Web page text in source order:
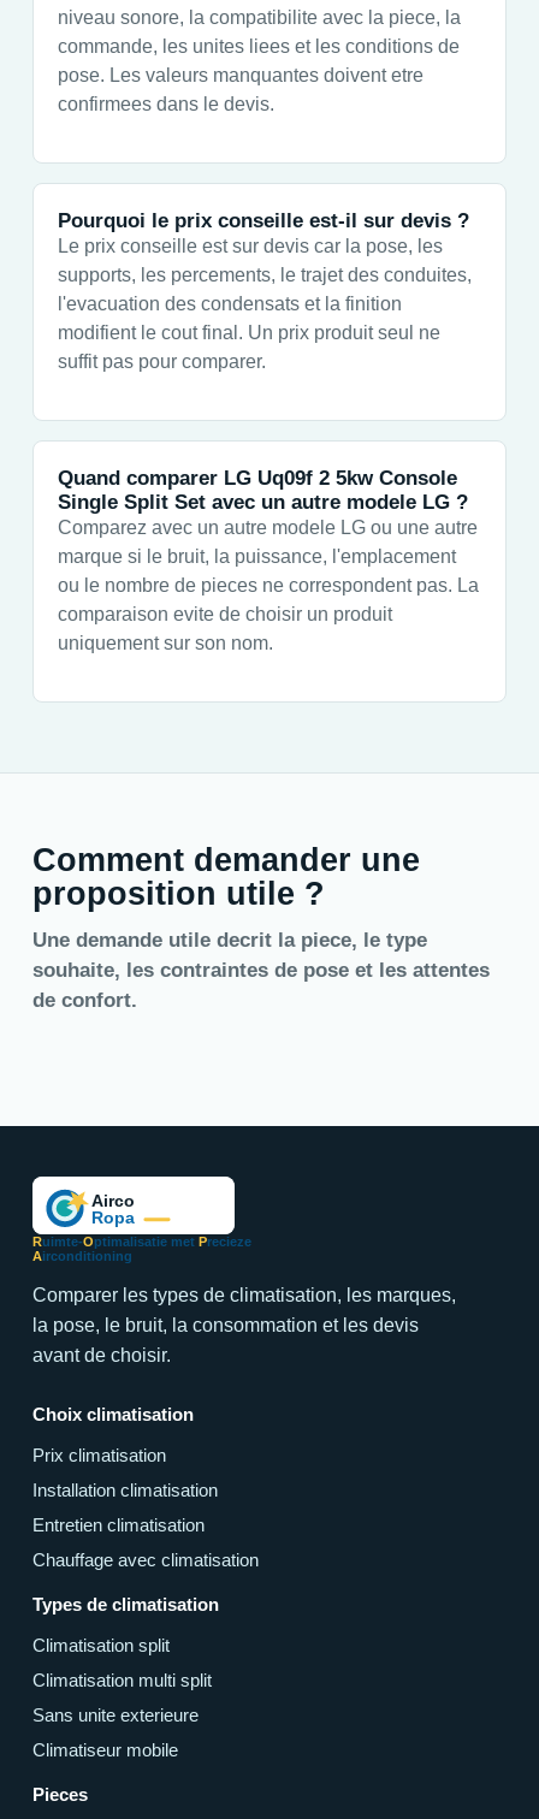
niveau sonore, la compatibilite avec la piece, la
commande, les unites liees et les conditions de
pose. Les valeurs manquantes doivent etre
confirmees dans le devis.
Pourquoi le prix conseille est-il sur devis ?
Le prix conseille est sur devis car la pose, les
supports, les percements, le trajet des conduites,
l'evacuation des condensats et la finition
modifient le cout final. Un prix produit seul ne
suffit pas pour comparer.
Quand comparer LG Uq09f 2 5kw Console
Single Split Set avec un autre modele LG ?
Comparez avec un autre modele LG ou une autre
marque si le bruit, la puissance, l'emplacement
ou le nombre de pieces ne correspondent pas. La
comparaison evite de choisir un produit
uniquement sur son nom.
Comment demander une
proposition utile ?
Une demande utile decrit la piece, le type
souhaite, les contraintes de pose et les attentes
de confort.
Ruimte-Optimalisatie met Precieze
Airconditioning
Comparer les types de climatisation, les marques,
la pose, le bruit, la consommation et les devis
avant de choisir.
Choix climatisation
Prix climatisation
Installation climatisation
Entretien climatisation
Chauffage avec climatisation
Types de climatisation
Climatisation split
Climatisation multi split
Sans unite exterieure
Climatiseur mobile
Pieces